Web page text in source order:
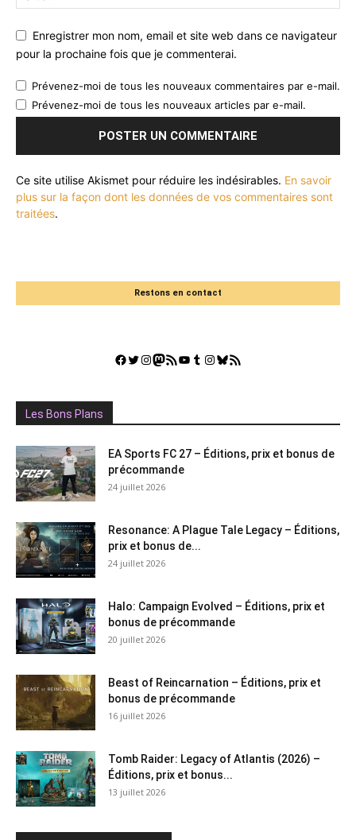
Enregistrer mon nom, email et site web dans ce navigateur
pour la prochaine fois que je commenterai.
Prévenez-moi de tous les nouveaux commentaires par e-mail.
Prévenez-moi de tous les nouveaux articles par e-mail.
Ce site utilise Akismet pour réduire les indésirables. En savoir
plus sur la façon dont les données de vos commentaires sont
traitées.
Restons en contact
Facebook
Twitter
Instagram
Mastodon
Flux RSSYouTube
Tumblr
Instagram
Bluesky
GestGame
Les Bons Plans
EA Sports FC 27 – Éditions, prix et bonus de
précommande
24 juillet 2026
Resonance: A Plague Tale Legacy – Éditions,
prix et bonus de...
24 juillet 2026
Halo: Campaign Evolved – Éditions, prix et
bonus de précommande
20 juillet 2026
Beast of Reincarnation – Éditions, prix et
bonus de précommande
16 juillet 2026
Tomb Raider: Legacy of Atlantis (2026) –
Éditions, prix et bonus...
13 juillet 2026